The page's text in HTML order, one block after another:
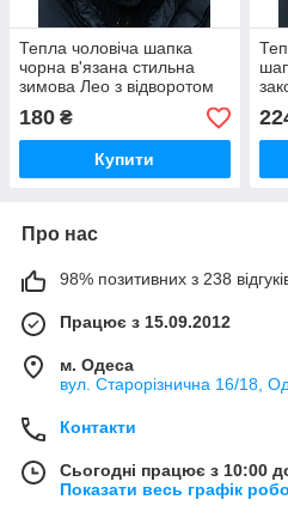
Тепла чоловіча шапка
чорна в'язана стильна
зимова Лео з відворотом
180 ₴
Купити
Про нас
98% позитивних з 238
Працює з 15.09.2012
м. Одеса
вул. Старорізнична 16/18,
Контакти
Сьогодні працює з 10:00
Показати весь графік